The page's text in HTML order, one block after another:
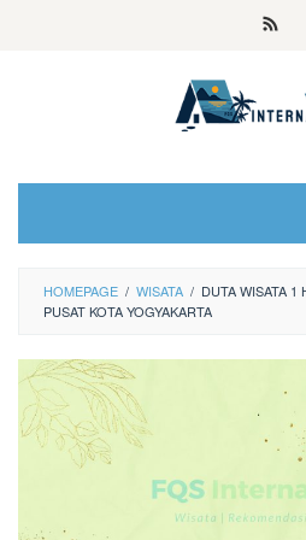
HOMEPAGE / WISATA / DUTA WISATA 1
PUSAT KOTA YOGYAKARTA